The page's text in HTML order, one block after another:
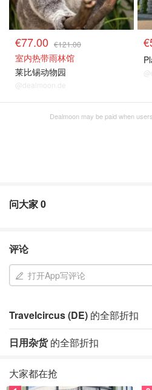
€77.00 €121.00
室内热带雨林馆
莱比锡动物园
@dealmoon.de
Dealmoon may be paid when
问大家0
评论
打开App写评论
Travelcircus (DE) 的全部折扣
日用杂货的全部折扣
大家都在抢